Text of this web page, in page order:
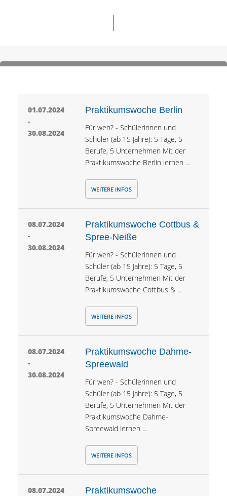
01.07.2024
-
30.08.2024
Praktikumswoche Berlin
Für wen? - Schülerinnen und
Schüler (ab 15 Jahre): 5 Tage, 5
Berufe, 5 Unternehmen Mit der
Praktikumswoche Berlin lernen ...
WEITERE INFOS
08.07.2024
-
30.08.2024
Praktikumswoche Cottbus &
Spree-Neiße
Für wen? - Schülerinnen und
Schüler (ab 15 Jahre): 5 Tage, 5
Berufe, 5 Unternehmen Mit der
Praktikumswoche Cottbus & ...
WEITERE INFOS
08.07.2024
-
30.08.2024
Praktikumswoche Dahme-
Spreewald
Für wen? - Schülerinnen und
Schüler (ab 15 Jahre): 5 Tage, 5
Berufe, 5 Unternehmen Mit der
Praktikumswoche Dahme-
Spreewald lernen ...
WEITERE INFOS
08.07.2024
Praktikumswoche